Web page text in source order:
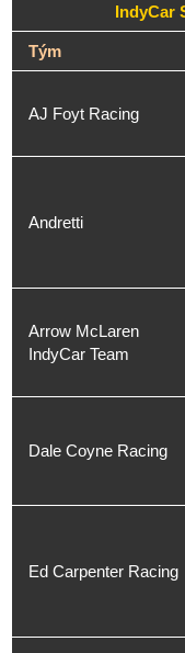
IndyCar
Tým
AJ Foyt Racing
Andretti
Arrow McLaren
IndyCar Team
Dale Coyne Racing
Ed Carpenter Racing